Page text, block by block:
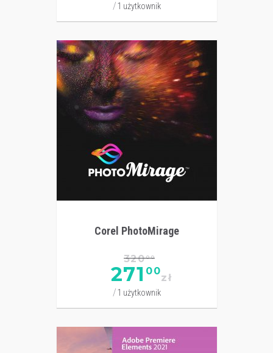
1 użytkownik
Corel PhotoMirage
32000
271 00
zł
1 użytkownik